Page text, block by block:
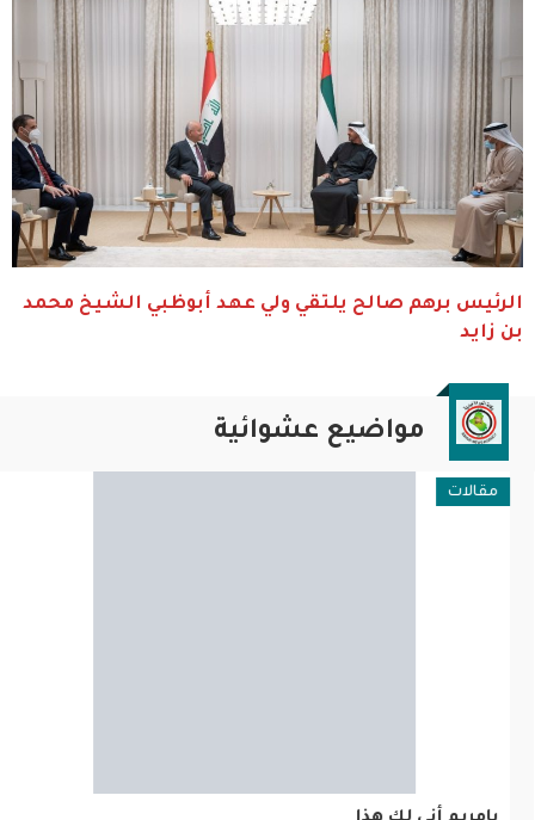
الرئيس برهم صالح يلتقي ولي عهد أبوظبي الشيخ محمد
بن زايد
مواضيع عشوائية
مقالات